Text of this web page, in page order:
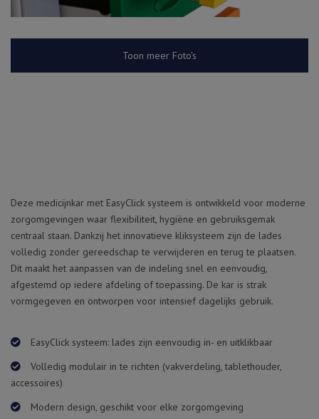
Toon meer Foto's
Deze medicijnkar met EasyClick systeem is ontwikkeld voor moderne
zorgomgevingen waar flexibiliteit, hygiëne en gebruiksgemak
centraal staan. Dankzij het innovatieve kliksysteem zijn de lades
volledig zonder gereedschap te verwijderen en terug te plaatsen.
Dit maakt het aanpassen van de indeling snel en eenvoudig,
afgestemd op iedere afdeling of toepassing. De kar is strak
vormgegeven en ontworpen voor intensief dagelijks gebruik.
EasyClick systeem: lades zijn eenvoudig in- en uitklikbaar
Volledig modulair in te richten (vakverdeling, tablethouder,
accessoires)
Modern design, geschikt voor elke zorgomgeving